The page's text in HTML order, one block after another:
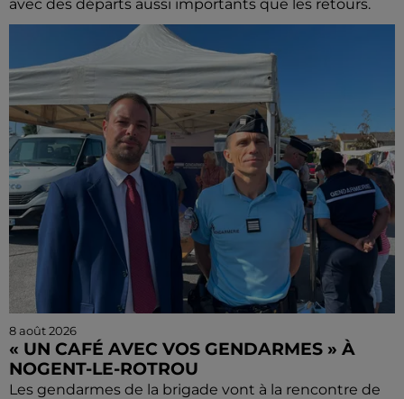
avec des départs aussi importants que les retours.
8 août 2026
« UN CAFÉ AVEC VOS GENDARMES » À
NOGENT-LE-ROTROU
Les gendarmes de la brigade vont à la rencontre de